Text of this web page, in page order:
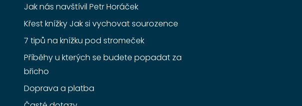
Jak nás navštívil Petr Horáček
Křest knížky Jak si vychovat sourozence
7 tipů na knížku pod stromeček
Příběhy u kterých se budete popadat za
břicho
Doprava a platba